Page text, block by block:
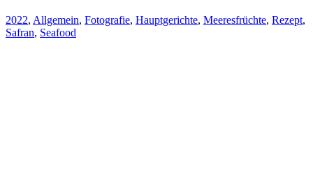
2022, Allgemein, Fotografie, Hauptgerichte, Meeresfrüchte, Rezept,
Safran, Seafood